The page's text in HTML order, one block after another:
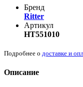
Бренд
Ritter
Артикул
HT551010
Подробнее о доставке и
Описание